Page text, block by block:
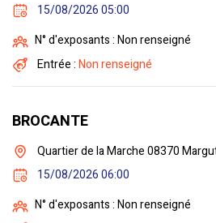
15/08/2026 05:00
N° d'exposants : Non renseigné
Entrée :Non renseigné
BROCANTE
Quartier de la Marche 08370
15/08/2026 06:00
N° d'exposants : Non renseigné